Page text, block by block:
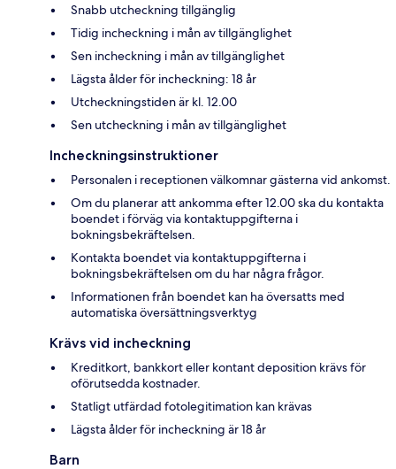
Snabb utcheckning tillgänglig
Tidig incheckning i mån av tillgänglighet
Sen incheckning i mån av tillgänglighet
Lägsta ålder för incheckning: 18 år
Utcheckningstiden är kl. 12.00
Sen utcheckning i mån av tillgänglighet
Incheckningsinstruktioner
Personalen i receptionen välkomnar gästerna vid ankomst.
Om du planerar att ankomma efter 12.00 ska du kontakta
boendet i förväg via kontaktuppgifterna i
bokningsbekräftelsen.
Kontakta boendet via kontaktuppgifterna i
bokningsbekräftelsen om du har några frågor.
Informationen från boendet kan ha översatts med
automatiska översättningsverktyg
Krävs vid incheckning
Kreditkort, bankkort eller kontant deposition krävs för
oförutsedda kostnader.
Statligt utfärdad fotolegitimation kan krävas
Lägsta ålder för incheckning är 18 år
Barn